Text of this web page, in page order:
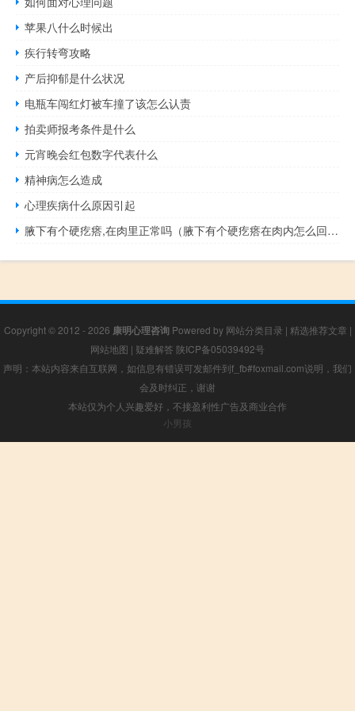
苹果八什么时候出
疾行转弯攻略
产后抑郁是什么状况
电瓶车闯红灯被车撞了该怎么认责
拍卖师报考条件是什么
元宵晚会红包数字代表什么
精神病怎么造成
心理疾病什么原因引起
腋下有个硬疙瘩,在肉里正常吗（腋下有个硬疙瘩在肉内怎么回事）
Copyright © 2012 - 2026 康明心理咨询Powered by 网站分类目录 | 精选推荐文章 |
网站地图 | 疑难解答 陕ICP备05039492号
声明：本站内容来自互联网，如信息有错误可发邮件到f_fb#foxmail.com说明，我们
会及时纠正，谢谢
本站仅为个人兴趣爱好，不接盈利性广告及商业合作
小男孩